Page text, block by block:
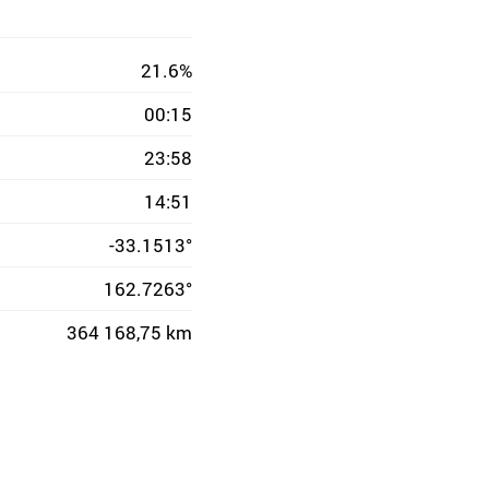
21.6%
00:15
23:58
14:51
-33.1513°
162.7263°
364 168,75 km